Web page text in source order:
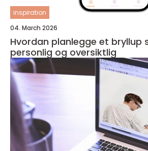
inspiration
04. March 2026
Hvordan planlegge et bryllup
personlig og oversiktlig